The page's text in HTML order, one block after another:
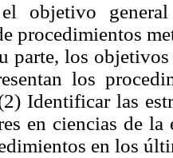
objetivo
procedimientos
parte, los
los
Identificar las
en ciencias de
en los